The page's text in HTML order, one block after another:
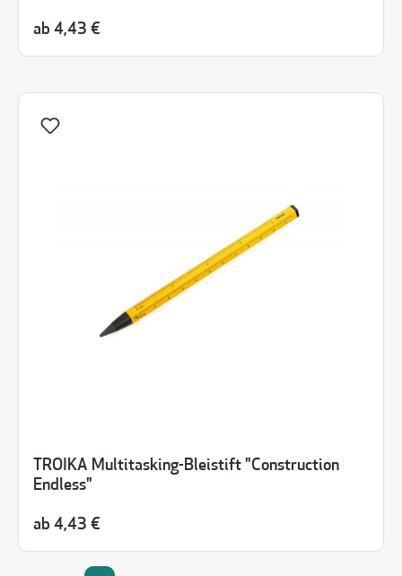
ab 4,43 €
TROIKA Multitasking-Bleistift "Construction
Endless"
ab 4,43 €